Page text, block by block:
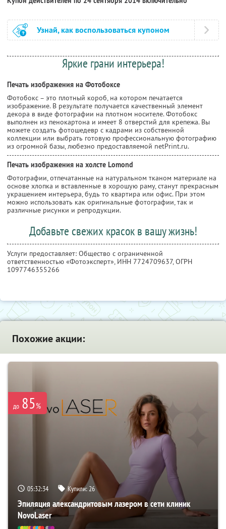
Узнай, как воспользоваться купоном
Яркие грани интерьера!
Печать изображения на Фотобоксе
Фотобокс – это плотный короб, на котором печатается
изображение. В результате получается качественный элемент
декора в виде фотографии на плотном носителе. Фотобокс
выполнен из пенокартона и имеет 8 отверстий для крепежа. Вы
можете создать фотошедевр с кадрами из собственной
коллекции или выбрать готовую профессиональную фотографию
из огромной базы, любезно предоставляемой netPrint.ru.
Печать изображения на холсте Lomond
Фотографии, отпечатанные на натуральном тканом материале на
основе хлопка и вставленные в хорошую раму, станут прекрасным
украшением интерьера, будь то квартира или офис. При этом
можно использовать как оригинальные фотографии, так и
различные рисунки и репродукции.
Добавьте свежих красок в вашу жизнь!
Услуги предоставляет: Общество с ограниченной
ответственностью «Фотоэксперт», ИНН 7724709637, ОГРН
1097746355266
Похожие акции:
до 85%
05:32:33 Купили:26
Эпиляция александритовым лазером в сети клиник
NovoLaser